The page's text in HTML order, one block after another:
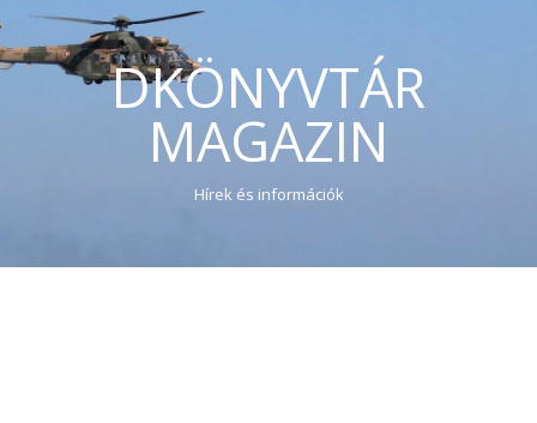
DKÖNYVTÁR
MAGAZIN
Hírek és információk